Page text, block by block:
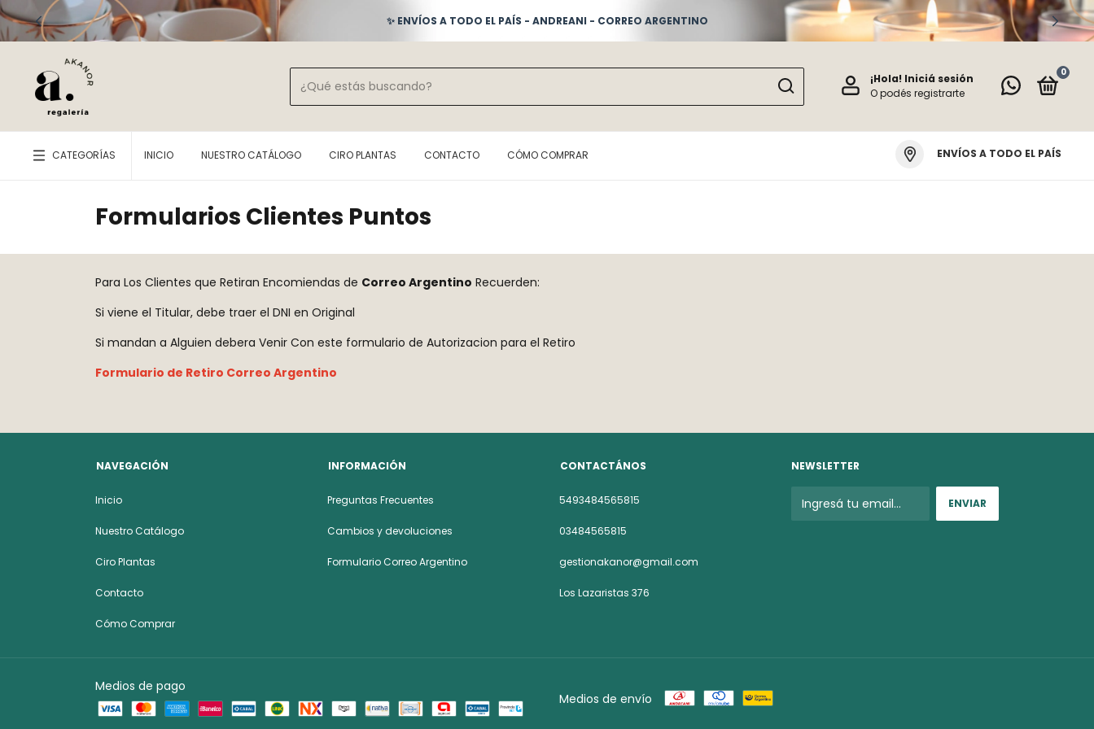
✨ ENVÍOS A TODO EL PAÍS - ANDREANI - CORREO ARGENTINO
¡Hola! Iniciá sesión
O podés registrarte
0
CATEGORÍAS INICIO NUESTRO CATÁLOGO CIRO PLANTAS CONTACTO CÓMO COMPRAR ENVÍOS A TODO EL PAÍS
Formularios Clientes Puntos
Para Los Clientes que Retiran Encomiendas de Correo Argentino Recuerden:
Si viene el Titular, debe traer el DNI en Original
Si mandan a Alguien debera Venir Con este formulario de Autorizacion para el Retiro
Formulario de Retiro Correo Argentino
NAVEGACIÓN
Inicio
Nuestro Catálogo
Ciro Plantas
Contacto
Cómo Comprar
INFORMACIÓN
Preguntas Frecuentes
Cambios y devoluciones
Formulario Correo Argentino
CONTACTÁNOS
5493484565815
03484565815
gestionakanor@gmail.com
Los Lazaristas 376
NEWSLETTER
Medios de pago
Medios de envío